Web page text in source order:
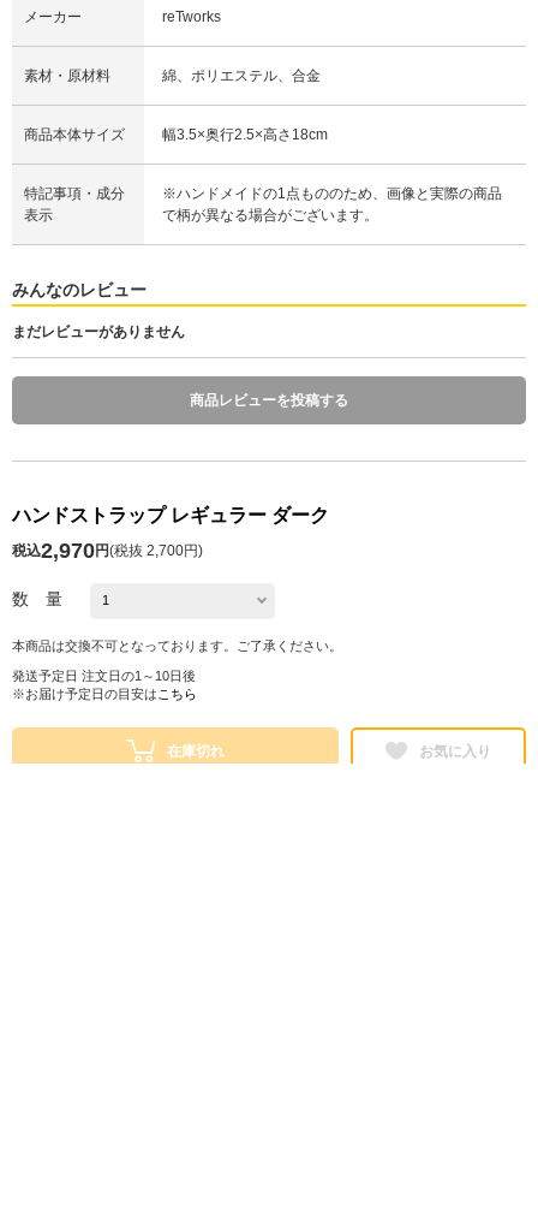
メーカー reTworks
素材・原材料 綿、ポリエステル、合金
商品本体サイズ 幅3.5×奥行2.5×高さ18cm
特記事項・成分
表示
※ハンドメイドの1点もののため、画像と実際の商品
で柄が異なる場合がございます。
みんなのレビュー
まだレビューがありません
商品レビューを投稿する
ハンドストラップ レギュラー ダーク
税込2,970円(税抜 2,700円)
数 量
本商品は交換不可となっております。ご了承ください。
発送予定日 注文日の1～10日後
※お届け予定日の目安は こちら
在庫切れ お気に入り